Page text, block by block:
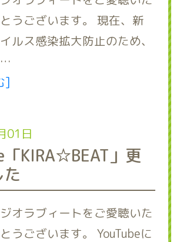
うございます。 現在、新
ルス感染拡大防止のため、
…
]
01日
「KIRA☆BEAT」更
オラブィートをご愛聴いた
うございます。 YouTubeに